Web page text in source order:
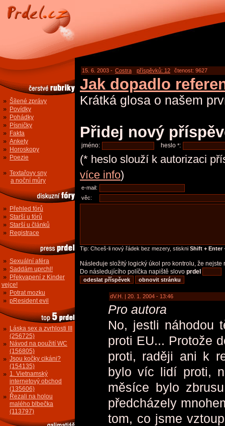
» Šílené zprávy
» Povídky
» Pohádky
» Písničky
» Fakta
» Ankety
» Horoskopy
» Poezie
» Textařovy sny
a noční můry
» Přehled fórů
» Starší u fórů
» Starší u článků
» Registrace
» Sexuální aféra
» Saddám uprchl!
» Překvapení z Kinder
vejce!
» Potrat mozku
» pResident evil
» Láska sex a zvrhlosti III
(256725)
» Návod na použití WC
(156805)
» Jsou kočky cikáni?
(154135)
» 1. Vietnamský
internetový obchod
(135606)
» Řezali na holou
malého blbečka
(113797)
15. 6. 2003 - Costra příspěvků: 12 čtenost: 9627
Jak dopadlo
Krátká glosa o našem
Přidej nový
jméno: heslo *:
(* heslo slouží k autorizaci
více info)
e-mail:
věc:
Tip: Chceš-li nový řádek bez mezery, stiskni Shift + Enter
Následuje složitý logický úkol pro kontrolu, že nejste
Do následujícího políčka napiště slovo prdel
dV.H. | 20. 1. 2004 - 13:46
Pro autora
No, jestli náhodou
proti EU... Protože
proti, raději ani k
bylo víc lidí proti,
měsíce bylo
předcházely
tom, co jsme